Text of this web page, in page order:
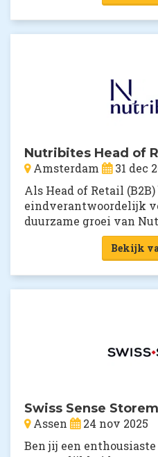
Nutribites Head of
Amsterdam
31 dec
Als Head of Retail (B2B)
eindverantwoordelijk
duurzame groei van
Bekijk
Swiss Sense
Assen
24 nov 2025
Ben jij een